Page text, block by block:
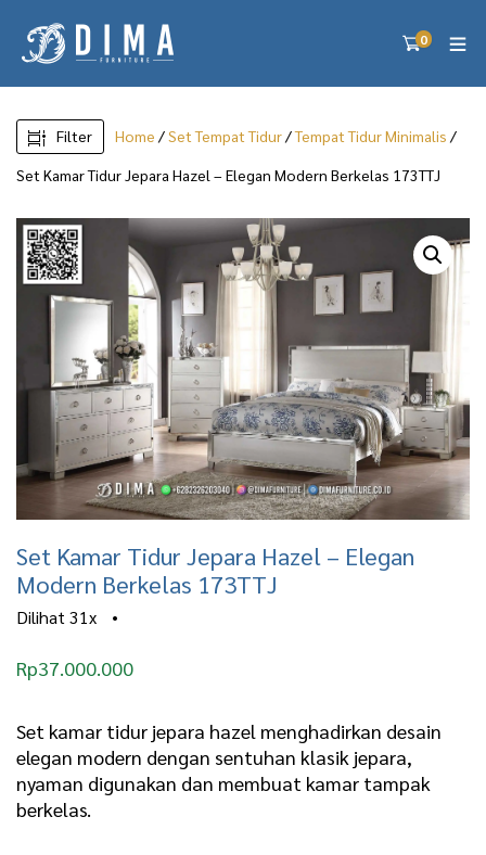
0
Filter Home /Set Tempat Tidur/Tempat Tidur Minimalis /
Set Kamar Tidur Jepara Hazel – Elegan Modern Berkelas 173TTJ
Set Kamar Tidur Jepara Hazel – Elegan
Modern Berkelas 173TTJ
Dilihat 31x •
Rp37.000.000
Set kamar tidur jepara hazel menghadirkan desain
elegan modern dengan sentuhan klasik jepara,
nyaman digunakan dan membuat kamar tampak
berkelas.